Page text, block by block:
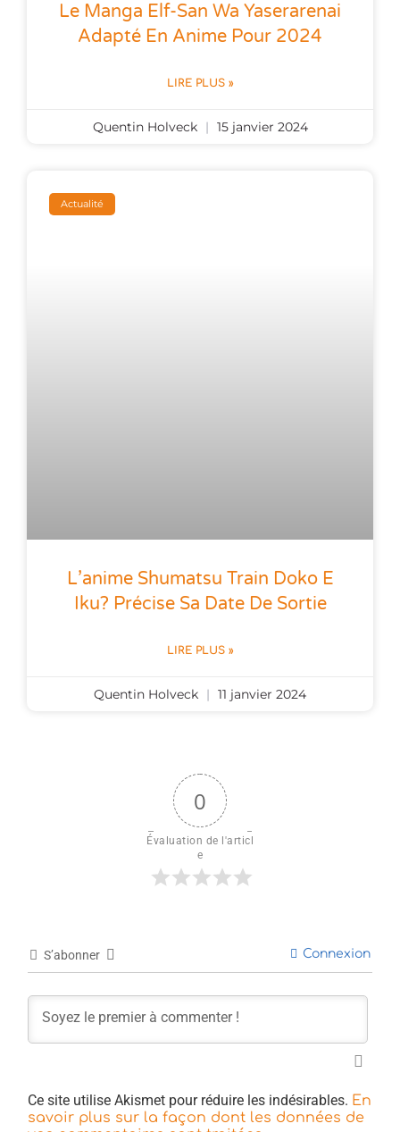
Le Manga Elf-San Wa Yaserarenai
Adapté En Anime Pour 2024
LIRE PLUS »
Quentin Holveck 15 janvier 2024
Actualité
L’anime Shumatsu Train Doko E
Iku? Précise Sa Date De Sortie
LIRE PLUS »
Quentin Holveck 11 janvier 2024
0
Évaluation de l'articl
e
S’abonner Connexion
Ce site utilise Akismet pour réduire les indésirables. En
savoir plus sur la façon dont les données de